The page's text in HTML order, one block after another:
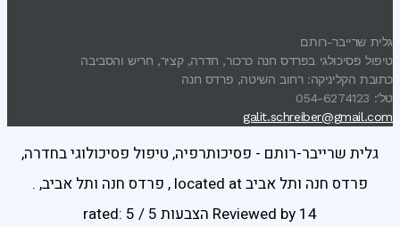
גלית שרייבר-רותם
טיפול פסיכולגי בפרדס חנה כרכור, חדרה, קציר, חריש והסביבה
כתובת הקליניקה: רחוב השיטה, פרדס חנה
טל': 054-6274123
galit.schreiber@gmail.com
גלית שרייבר-רותם - פסיכותרפיה, טיפול פסיכולוגי בחדרה,
פרדס חנה ותל אביב
, פרדס חנה ותל אביב,
.
Reviewed by 14 הצבעות 5 / 5